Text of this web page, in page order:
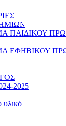
ΠΑΙΔΙΚΟΥ
ΕΦΗΒΙΚΟΥ
2025
υλικό